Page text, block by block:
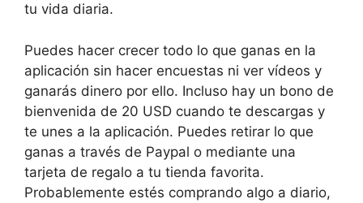
tu vida diaria.
Puedes hacer crecer todo lo que ganas en la
aplicación sin hacer encuestas ni ver vídeos y
ganarás dinero por ello. Incluso hay un bono de
bienvenida de 20 USD cuando te descargas y
te unes a la aplicación. Puedes retirar lo que
ganas a través de Paypal o mediante una
tarjeta de regalo a tu tienda favorita.
Probablemente estés comprando algo a diario,